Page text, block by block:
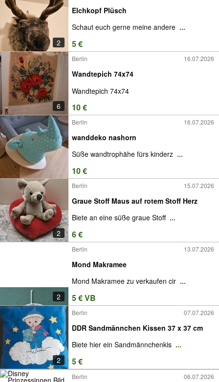
2
Elchkopf Plüsch
Schaut euch gerne meine andere ...
5 €
6
Berlin 16.07.2026
Wandtepich 74x74
Wandtepich 74x74
10 €
Berlin 16.07.2026
wanddeko nashorn
Süße wandtrophähe fürs kinderz ...
10 €
2
Berlin 15.07.2026
Graue Stoff Maus auf rotem Stoff Herz
Biete an eine süße graue Stoff ...
6 €
2
Berlin 13.07.2026
Mond Makramee
Mond Makramee zu verkaufen cir ...
5 € VB
2
Berlin 07.07.2026
DDR Sandmännchen Kissen 37 x 37 cm
Biete hier ein Sandmännchenkis ...
5 €
Berlin 06.07.2026